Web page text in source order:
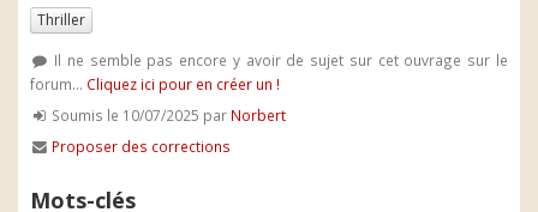
Thriller
Il ne semble pas encore y avoir de sujet sur cet ouvrage sur le
forum... Cliquez ici pour en créer un !
Soumis le 10/07/2025 par Norbert
Proposer des corrections
Mots-clés